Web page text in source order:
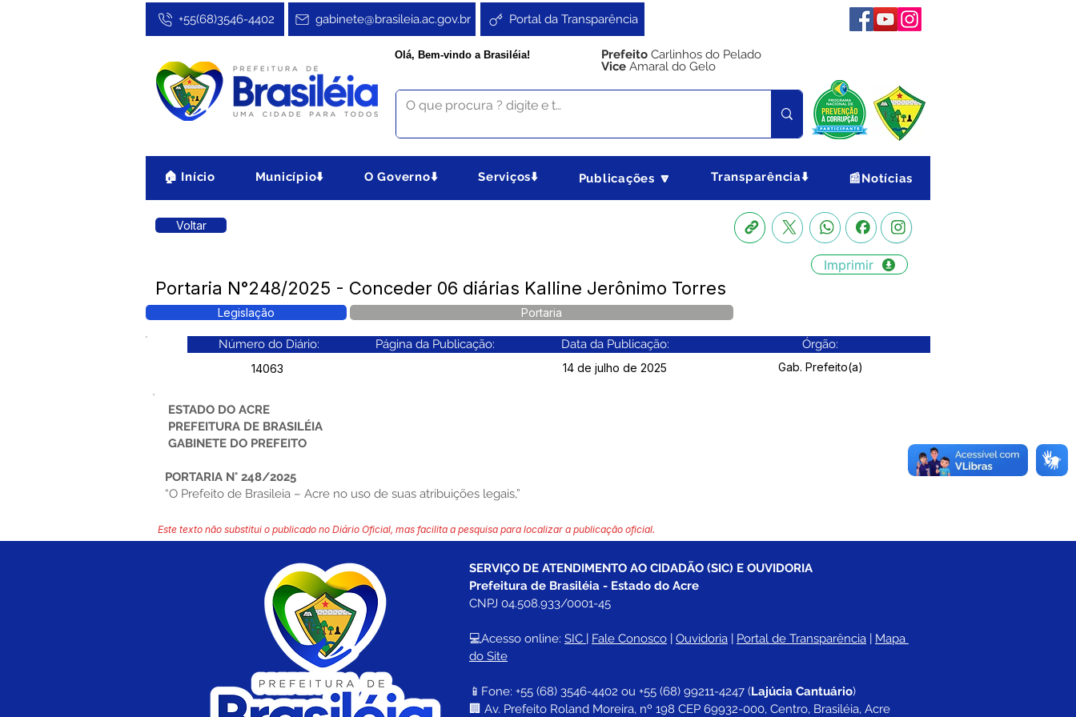
Portal da Transparência
gabinete@brasileia.ac.gov.br
+55(68)3546-4402
Olá, Bem-vindo a Brasiléia! Prefeito Carlinhos do Pelado
Vice Amaral do Gelo
🏠 Início Município⬇️ O Governo⬇️ Serviços⬇️ Publicações 🔽 Transparência⬇️ 📰Notícias
Voltar
Imprimir
Portaria N°248/2025 - Conceder 06 diárias Kalline Jerônimo Torres
Legislação Portaria
Número do Diário: Página da Publicação: Data da Publicação: Órgão:
14063 14 de julho de 2025 Gab. Prefeito(a)
ESTADO DO ACRE
PREFEITURA DE BRASILÉIA
GABINETE DO PREFEITO
PORTARIA N° 248/2025
“O Prefeito de Brasileia – Acre no uso de suas atribuições legais,”
Este texto não substitui o publicado no Diário Oficial, mas facilita a pesquisa para localizar a publicação oficial.
SERVIÇO DE ATENDIMENTO AO CIDADÃO (SIC) E OUVIDORIA
Prefeitura de Brasiléia - Estado do Acre
CNPJ 04.508.933/0001-45
💻Acesso online: SIC | Fale Conosco | Ouvidoria | Portal de Transparência | Mapa
do Site
📱Fone: +55 (68) 3546-4402 ou +55 (68) 99211-4247 (Lajúcia Cantuário)
🏢 Av. Prefeito Roland Moreira, nº 198 CEP 69932-000, Centro, Brasiléia, Acre